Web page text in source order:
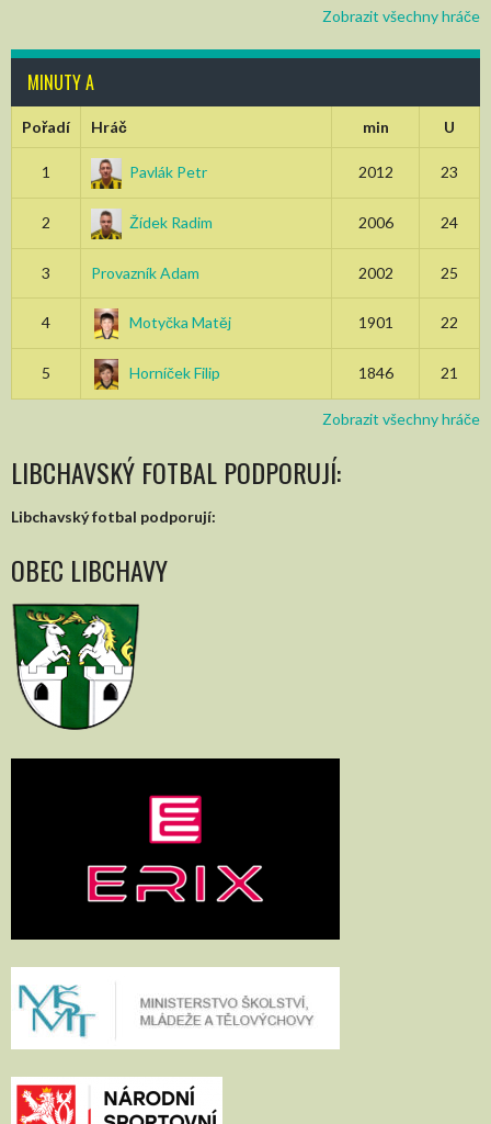
Zobrazit všechny hráče
MINUTY A
Pořadí Hráč min U
1 Pavlák Petr 2012 23
2 Žídek Radim 2006 24
3 Provazník Adam 2002 25
4 Motyčka Matěj 1901 22
5 Horníček Filip 1846 21
Zobrazit všechny hráče
LIBCHAVSKÝ FOTBAL PODPORUJÍ:
Libchavský fotbal podporují:
OBEC LIBCHAVY